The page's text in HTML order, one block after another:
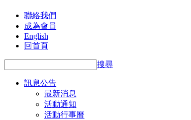
聯絡我們
成為會員
English
回首頁
搜尋
訊息公告
最新消息
活動通知
活動行事曆